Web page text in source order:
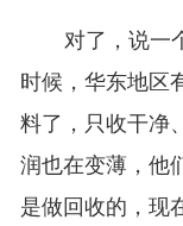
对了，说一
时候，华东地区
料了，只收干净
润也在变薄，他
是做回收的，现